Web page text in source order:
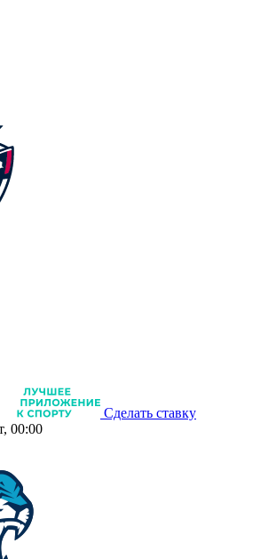
Сделать ставку
00:00